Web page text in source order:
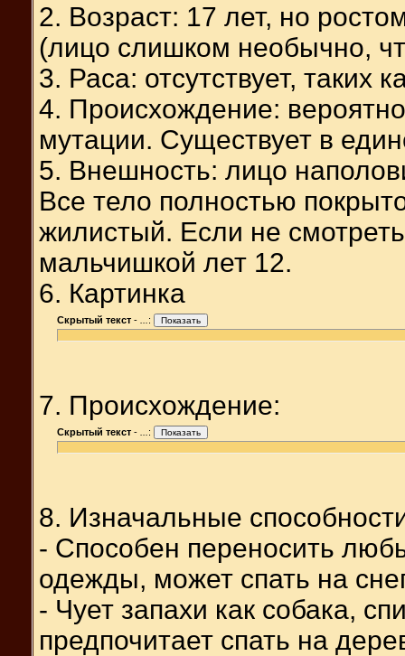
2. Возраст: 17 лет, но
(лицо слишком необычно,
3. Раса: отсутствует, таких
4. Происхождение:
мутации. Существует в
5. Внешность: лицо
Все тело полностью
жилистый. Если не
мальчишкой лет 12.
6. Картинка
Скрытый текст - :
7. Происхождение:
Скрытый текст - :
8. Изначальные
- Способен переносить
одежды, может спать на
- Чует запахи как собака,
предпочитает спать на